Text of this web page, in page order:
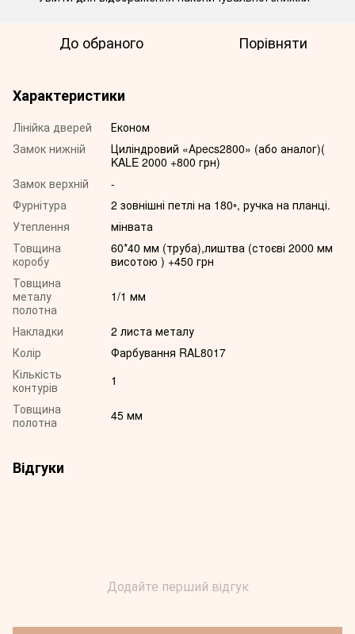
До обраного Порівняти
Характеристики
Лінійка дверей
Економ
Замок нижній
Циліндровий «Аpecs2800» (або аналог)(
KALE 2000 +800 грн)
Замок верхній
-
Фурнітура
2 зовнішні петлі на 180◦, ручка на планці.
Утеплення
мінвата
Товщина
коробу
60*40 мм (труба),лиштва (стоєві 2000 мм
висотою ) +450 грн
Товщина
металу
полотна
1/1 мм
Накладки
2 листа металу
Колір
Фарбування RAL8017
Кількість
контурів
1
Товщина
полотна
45 мм
Відгуки
Додайте перший відгук